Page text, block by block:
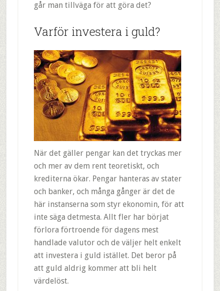
går man tillväga för att göra det?
Varför investera i guld?
När det gäller pengar kan det tryckas mer
och mer av dem rent teoretiskt, och
krediterna ökar. Pengar hanteras av stater
och banker, och många gånger är det de
här instanserna som styr ekonomin, för att
inte säga detmesta. Allt fler har börjat
förlora förtroende för dagens mest
handlade valutor och de väljer helt enkelt
att investera i guld istället. Det beror på
att guld aldrig kommer att bli helt
värdelöst.